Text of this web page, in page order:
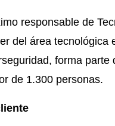
responsable de
del área tecnológica
forma parte
de 1.300 personas.